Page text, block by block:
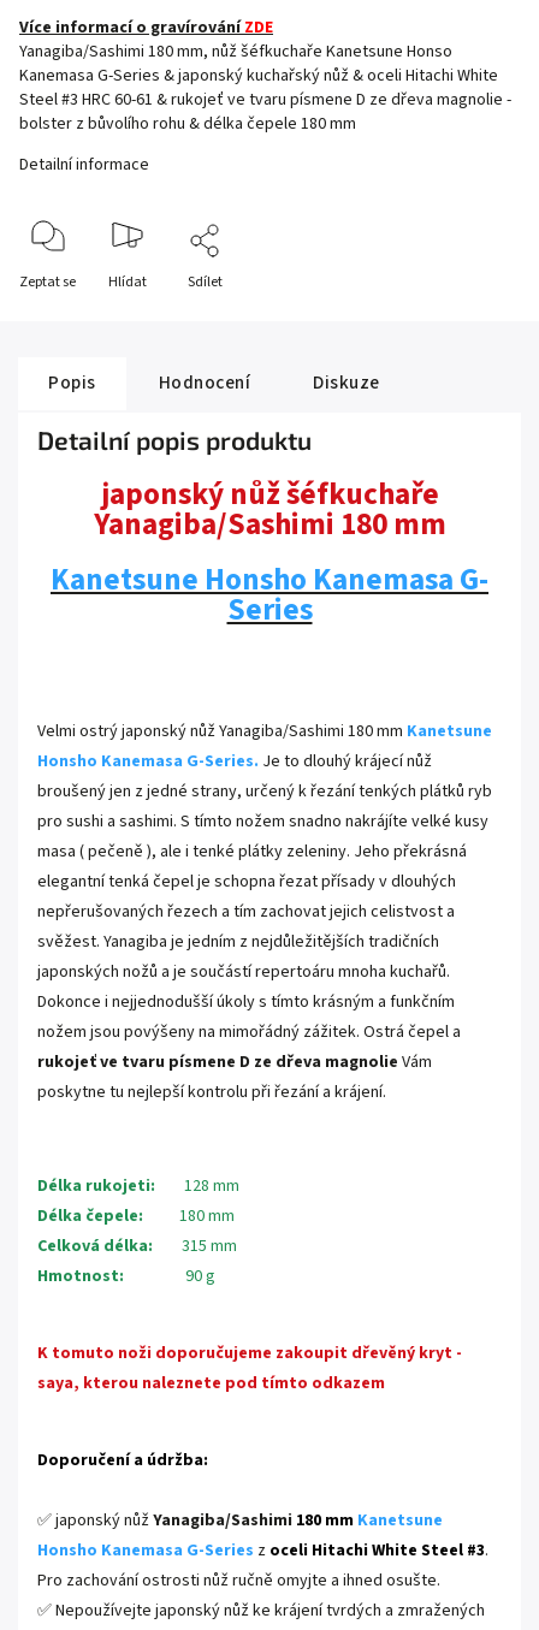
Více informací o gravírováníZDE
Yanagiba/Sashimi 180 mm, nůž šéfkuchaře Kanetsune Honso
Kanemasa G-Series & japonský kuchařský nůž & oceli Hitachi White
Steel #3 HRC 60-61 & rukojeť ve tvaru písmene D ze dřeva magnolie -
bolster z bůvolího rohu & délka čepele 180 mm
Detailní informace
Zeptat se Hlídat Sdílet
Popis Hodnocení Diskuze
Detailní popis produktu
japonský nůž šéfkuchaře
Yanagiba/Sashimi 180 mm
Kanetsune Honsho Kanemasa G-
Series
Velmi ostrý japonský nůž Yanagiba/Sashimi 180 mm Kanetsune
Honsho Kanemasa G-Series. Je to dlouhý krájecí nůž
broušený jen z jedné strany, určený k řezání tenkých plátků ryb
pro sushi a sashimi. S tímto nožem snadno nakrájíte velké kusy
masa ( pečeně ), ale i tenké plátky zeleniny. Jeho překrásná
elegantní tenká čepel je schopna řezat přísady v dlouhých
nepřerušovaných řezech a tím zachovat jejich celistvost a
svěžest. Yanagiba je jedním z nejdůležitějších tradičních
japonských nožů a je součástí repertoáru mnoha kuchařů.
Dokonce i nejjednodušší úkoly s tímto krásným a funkčním
nožem jsou povýšeny na mimořádný zážitek. Ostrá čepel a
rukojeť ve tvaru písmene D ze dřeva magnolie Vám
poskytne tu nejlepší kontrolu při řezání a krájení.
Délka rukojeti: 128 mm
Délka čepele:
180 mm
Celková délka: 315 mm
Hmotnost: 90 g
K tomuto noži doporučujeme zakoupit dřevěný kryt -
saya, kterou naleznete pod tímto odkazem
Doporučení a údržba:
✅ japonský nůžYanagiba/Sashimi 180 mm Kanetsune
Honsho Kanemasa G-Series z oceli Hitachi White Steel #3.
Pro zachování ostrosti nůž ručně omyjte a ihned osušte.
✅ Nepoužívejte japonský nůž ke krájení tvrdých a zmražených